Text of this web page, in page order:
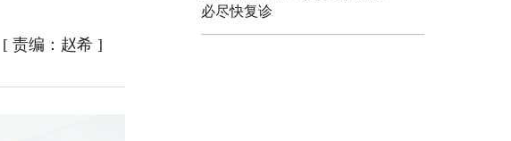
[ 责编：赵希 ]
必尽快复诊